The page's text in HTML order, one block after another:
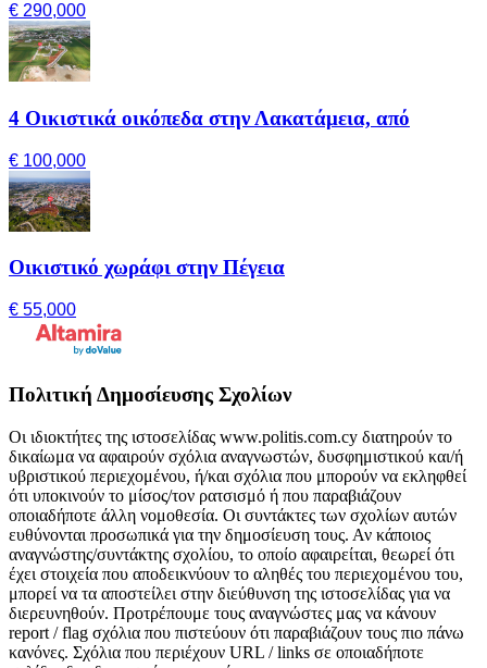
€ 290,000
4 Οικιστικά οικόπεδα στην Λακατάμεια, από
€ 100,000
Οικιστικό χωράφι στην Πέγεια
€ 55,000
Πολιτική Δημοσίευσης Σχολίων
Οι ιδιοκτήτες της ιστοσελίδας www.politis.com.cy διατηρούν το
δικαίωμα να αφαιρούν σχόλια αναγνωστών, δυσφημιστικού και/ή
υβριστικού περιεχομένου, ή/και σχόλια που μπορούν να εκληφθεί
ότι υποκινούν το μίσος/τον ρατσισμό ή που παραβιάζουν
οποιαδήποτε άλλη νομοθεσία. Οι συντάκτες των σχολίων αυτών
ευθύνονται προσωπικά για την δημοσίευση τους. Αν κάποιος
αναγνώστης/συντάκτης σχολίου, το οποίο αφαιρείται, θεωρεί ότι
έχει στοιχεία που αποδεικνύουν το αληθές του περιεχομένου του,
μπορεί να τα αποστείλει στην διεύθυνση της ιστοσελίδας για να
διερευνηθούν. Προτρέπουμε τους αναγνώστες μας να κάνουν
report / flag σχόλια που πιστεύουν ότι παραβιάζουν τους πιο πάνω
κανόνες. Σχόλια που περιέχουν URL / links σε οποιαδήποτε